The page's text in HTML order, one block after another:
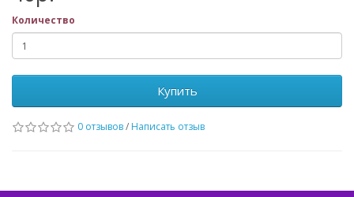
Количество
Купить
0 отзывов/ Написать отзыв